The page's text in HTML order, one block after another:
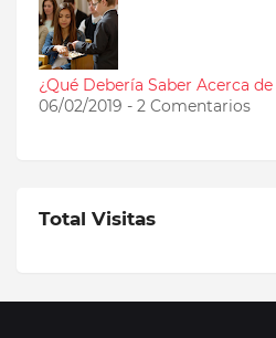
¿Qué Debería Saber Acerca
06/02/2019 - 2 Comentarios
Total Visitas